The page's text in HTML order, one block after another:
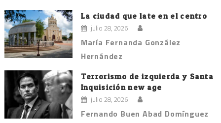
La ciudad que late en el centro
julio 28, 2026
María Fernanda González
Hernández
Terrorismo de izquierda y Santa
Inquisición new age
julio 28, 2026
Fernando Buen Abad Domínguez